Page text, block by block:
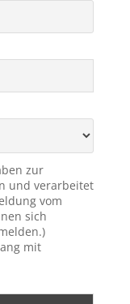
zur
und verarbeitet
vom
sich
mit